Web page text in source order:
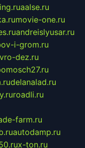
aalse.ru
movie-one.ru
andreislyusar.ru
i-grom.ru
dez.ru
delanalad.ru
roadli.ru
farm.ru
autodamp.ru
x-ton.ru